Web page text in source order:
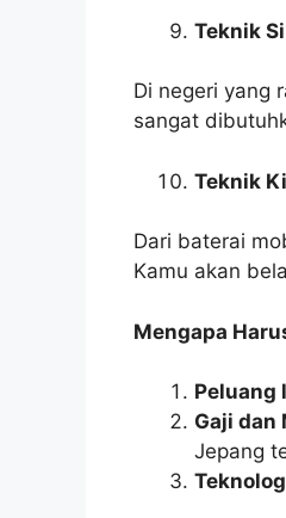
Teknik
Di negeri yang
sangat
Teknik
Dari baterai
Kamu akan
Mengapa
Peluang
Gaji dan
Jepang